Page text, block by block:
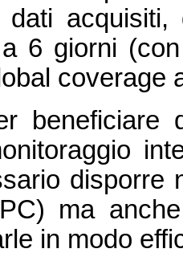
dati
6 giorni
coverage
beneficiare
disporre
ma
in modo